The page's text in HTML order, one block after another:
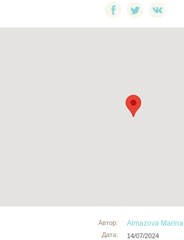
Автор:
Дата:
Almazova Marina
14/07/2024